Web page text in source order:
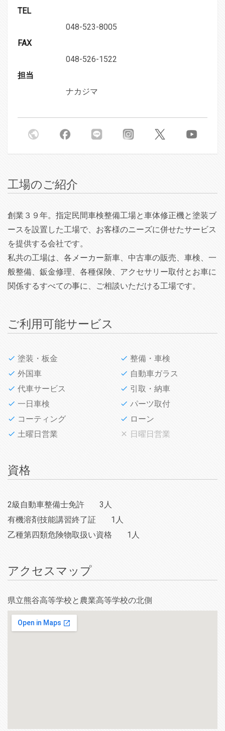
TEL
048-523-8005
FAX
048-526-1522
担当
ナカジマ
工場のご紹介
創業３９年。指定民間車検整備工場と車体修正機と塗装ブ
ースを設置した工場で、お客様のニーズに併せたサービス
を提供する会社です。
私共の工場は、各メーカー新車、中古車の販売、車検、一
般整備、鈑金修理、各種保険、アクセサリー取付とお車に
関係するすべての事に、ご相談いただける工場です。
ご利用可能サービス
塗装・板金
整備・車検
外国車
自動車ガラス
代車サービス
引取・納車
一日車検
パーツ取付
コーティング
ローン
土曜日営業
日曜日営業
資格
2級自動車整備士免許
3人
有機溶剤技能講習終了証
1人
乙種第四類危険物取扱い資格
1人
アクセスマップ
県立熊谷高等学校と農業高等学校の北側